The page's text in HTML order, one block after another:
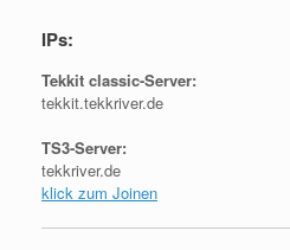
IPs:
Tekkit classic-Server:
tekkit.tekkriver.de
TS3-Server:
tekkriver.de
klick zum Joinen